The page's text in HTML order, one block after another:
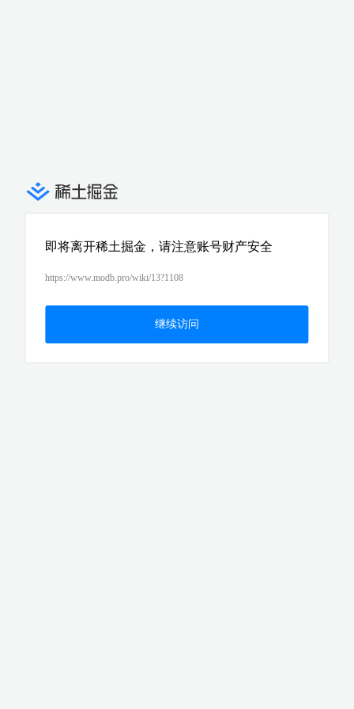
即将离开稀土掘金，请注意账号财产安全
https://www.modb.pro/wiki/13?1108
继续访问